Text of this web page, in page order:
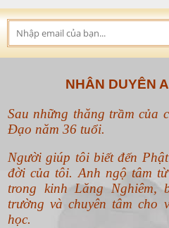
NHÂN DUYÊN
Sau những thăng trầm của
Đạo năm 36 tuổi.
Người giúp tôi biết đến
đời của tôi. Anh ngộ tâm
trong kinh Lăng Nghiêm,
trường và chuyên tâm cho
học.